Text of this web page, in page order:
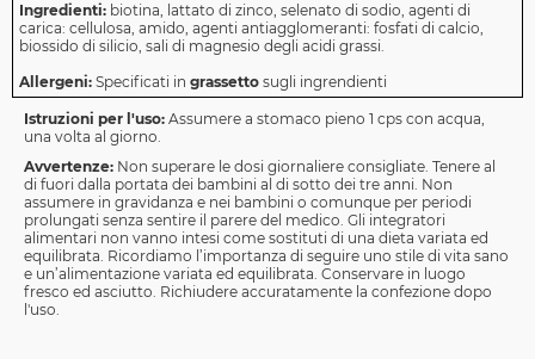
Ingredienti: biotina, lattato di zinco, selenato di sodio, agenti di
carica: cellulosa, amido, agenti antiagglomeranti: fosfati di calcio,
biossido di silicio, sali di magnesio degli acidi grassi.
Allergeni: Specificati in grassetto sugli ingrendienti
Istruzioni per l'uso: Assumere a stomaco pieno 1 cps con acqua,
una volta al giorno.
Avvertenze: Non superare le dosi giornaliere consigliate. Tenere al
di fuori dalla portata dei bambini al di sotto dei tre anni. Non
assumere in gravidanza e nei bambini o comunque per periodi
prolungati senza sentire il parere del medico. Gli integratori
alimentari non vanno intesi come sostituti di una dieta variata ed
equilibrata. Ricordiamo l’importanza di seguire uno stile di vita sano
e un’alimentazione variata ed equilibrata. Conservare in luogo
fresco ed asciutto. Richiudere accuratamente la confezione dopo
l'uso.